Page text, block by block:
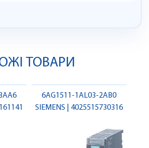
ТОВАРИ
6AG1511-1AL03-2AB0
SIEMENS | 4025515730316